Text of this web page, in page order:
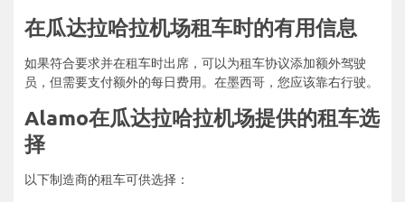
在瓜达拉哈拉机场租车时的有用信息
如果符合要求并在租车时出席，可以为租车协议添加额外驾驶
员，但需要支付额外的每日费用。在墨西哥，您应该靠右行驶。
Alamo在瓜达拉哈拉机场提供的租车选
择
以下制造商的租车可供选择：